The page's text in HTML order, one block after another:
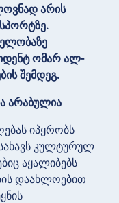
არის
ომარ ალ-
შემდეგ.
არაბულია
იპყრობს
კულტურულ
აყალიბებს
დაახლოებით